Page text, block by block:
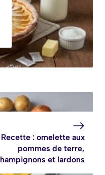
Recette : omelette aux
pommes de terre,
et lardons